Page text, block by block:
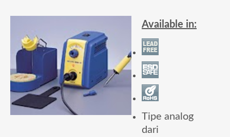
Available in:
Tipe analog
dari